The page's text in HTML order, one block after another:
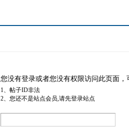
您没有登录或者您没有权限访问此页面
1、帖子ID非法
2、您还不是站点会员,请先登录站点